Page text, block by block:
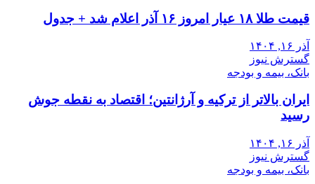
قیمت طلا ۱۸ عیار امروز ۱۶ آذر اعلام شد + جدول
آذر ۱۶, ۱۴۰۴
گسترش نیوز
بانک، بیمه و بودجه
ایران بالاتر از ترکیه و آرژانتین؛ اقتصاد به نقطه جوش
رسید
آذر ۱۶, ۱۴۰۴
گسترش نیوز
بانک، بیمه و بودجه